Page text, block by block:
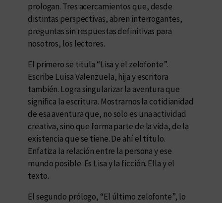
prologan. Tres acercamientos que, desde
distintas perspectivas, abren interrogantes,
preguntas sin respuestas definitivas para
nosotros, los lectores.
El primero se titula “Lisa y el zelofonte”.
Escribe Luisa Valenzuela, hija y escritora
también. Logra singularizar la aventura que
significa la escritura. Mostrarnos la cotidianidad
de esa aventura que, no solo es una actividad
creativa, sino que forma parte de la vida, de la
existencia que se tiene. De ahí el título.
Enfatiza la relación entre la persona y ese
mundo posible. Es Lisa y la ficción. Ella y el
texto.
El segundo prólogo, “El último zelofonte”, lo